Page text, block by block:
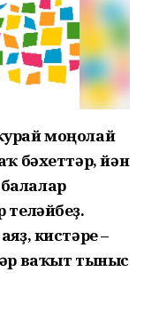
моңолай
бәхеттәр, йән
теләйбеҙ.
кистәре –
ваҡыт тыныс